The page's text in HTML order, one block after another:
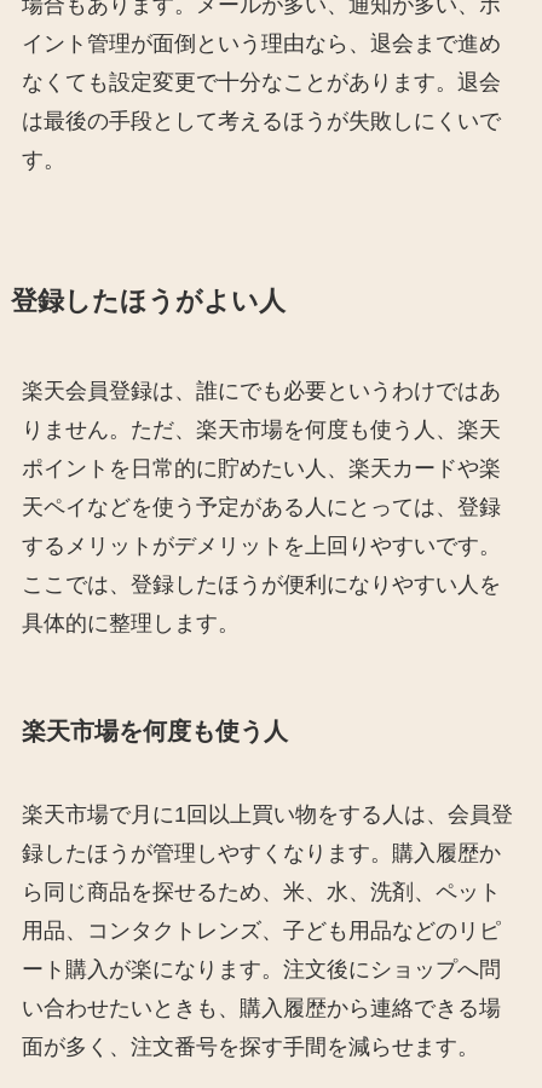
場合もあります。メールが多い、通知が多い、ポ
イント管理が面倒という理由なら、退会まで進め
なくても設定変更で十分なことがあります。退会
は最後の手段として考えるほうが失敗しにくいで
す。
登録したほうがよい人
楽天会員登録は、誰にでも必要というわけではあ
りません。ただ、楽天市場を何度も使う人、楽天
ポイントを日常的に貯めたい人、楽天カードや楽
天ペイなどを使う予定がある人にとっては、登録
するメリットがデメリットを上回りやすいです。
ここでは、登録したほうが便利になりやすい人を
具体的に整理します。
楽天市場を何度も使う人
楽天市場で月に1回以上買い物をする人は、会員登
録したほうが管理しやすくなります。購入履歴か
ら同じ商品を探せるため、米、水、洗剤、ペット
用品、コンタクトレンズ、子ども用品などのリピ
ート購入が楽になります。注文後にショップへ問
い合わせたいときも、購入履歴から連絡できる場
面が多く、注文番号を探す手間を減らせます。